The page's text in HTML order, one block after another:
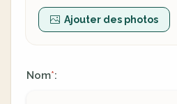
Ajouter des photos
Nom*: